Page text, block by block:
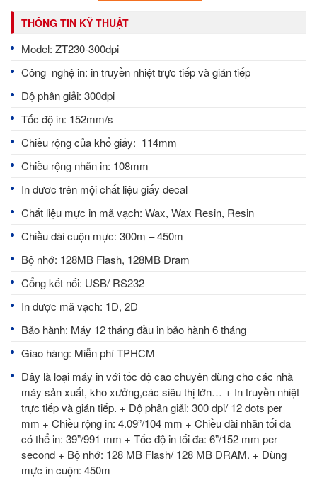
THÔNG TIN KỸ THUẬT
Model: ZT230-300dpi
Công nghệ in: in truyền nhiệt trực tiếp và gián tiếp
Độ phân giải: 300dpi
Tốc độ in: 152mm/s
Chiều rộng của khổ giấy: 114mm
Chiều rộng nhãn in: 108mm
In đươc trên mội chất liệu giấy decal
Chất liệu mực in mã vạch: Wax, Wax Resin, Resin
Chiều dài cuộn mực: 300m – 450m
Bộ nhớ: 128MB Flash, 128MB Dram
Cổng kết nối: USB/ RS232
In được mã vạch: 1D, 2D
Bảo hành: Máy 12 tháng đầu in bảo hành 6 tháng
Giao hàng: Miễn phí TPHCM
Đây là loại máy in với tốc độ cao chuyên dùng cho các nhà
máy sản xuất, kho xưởng,các siêu thị lớn… + In truyền nhiệt
trực tiếp và gián tiếp. + Độ phân giải: 300 dpi/ 12 dots per
mm + Chiều rộng in: 4.09”/104 mm + Chiều dài nhãn tối đa
có thể in: 39”/991 mm + Tốc độ in tối đa: 6”/152 mm per
second + Bộ nhớ: 128 MB Flash/ 128 MB DRAM. + Dùng
mực in cuộn: 450m